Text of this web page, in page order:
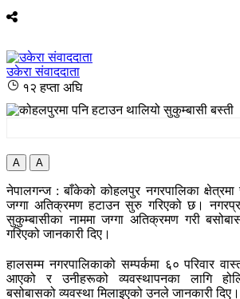
उकेरा संवाददाता
१२ हप्ता अघि
A A
नेपालगन्ज : बाँकेको कोहलपुर नगरपालिका क्षेत्रमा
जग्गा अतिक्रमण हटाउन सुरु गरिएको छ।
सुकुम्बासीका नाममा जग्गा अतिक्रमण गरी
गरिएको जानकारी दिए।
हालसम्म नगरपालिकाको सम्पर्कमा ६० परिवार
आएको र उनीहरूको व्यवस्थापनका लागि
बसोबासको व्यवस्था मिलाइएको उनले जानकारी दिए।